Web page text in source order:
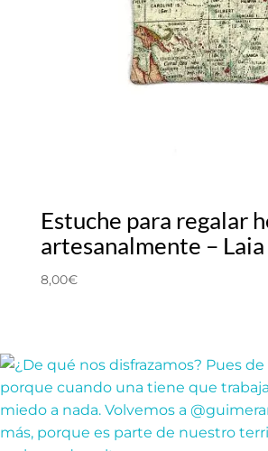
Estuche para regalar
artesanalmente – Laia
8,00€